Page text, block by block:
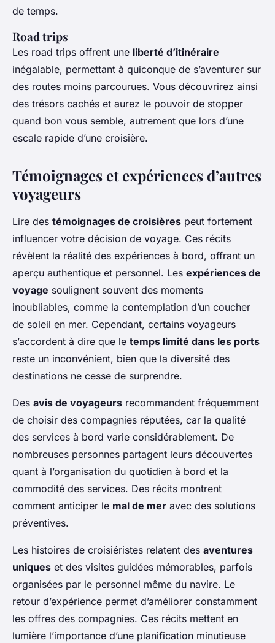
de temps.
Road trips
Les road trips offrent une liberté d’itinéraire
inégalable, permettant à quiconque de s’aventurer sur
des routes moins parcourues. Vous découvrirez ainsi
des trésors cachés et aurez le pouvoir de stopper
quand bon vous semble, autrement que lors d’une
escale rapide d’une croisière.
Témoignages et expériences d’autres
voyageurs
Lire des témoignages de croisières peut fortement
influencer votre décision de voyage. Ces récits
révèlent la réalité des expériences à bord, offrant un
aperçu authentique et personnel. Les expériences de
voyage soulignent souvent des moments
inoubliables, comme la contemplation d’un coucher
de soleil en mer. Cependant, certains voyageurs
s’accordent à dire que le temps limité dans les ports
reste un inconvénient, bien que la diversité des
destinations ne cesse de surprendre.
Des avis de voyageurs recommandent fréquemment
de choisir des compagnies réputées, car la qualité
des services à bord varie considérablement. De
nombreuses personnes partagent leurs découvertes
quant à l’organisation du quotidien à bord et la
commodité des services. Des récits montrent
comment anticiper le mal de mer avec des solutions
préventives.
Les histoires de croisiéristes relatent des aventures
uniques et des visites guidées mémorables, parfois
organisées par le personnel même du navire. Le
retour d’expérience permet d’améliorer constamment
les offres des compagnies. Ces récits mettent en
lumière l’importance d’une planification minutieuse